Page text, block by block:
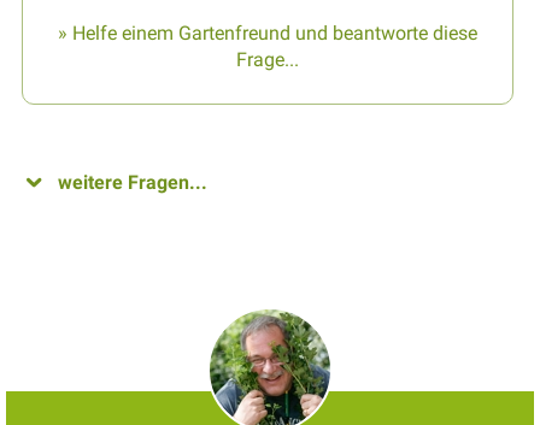
» Helfe einem Gartenfreund und beantworte diese
Frage...
weitere Fragen...